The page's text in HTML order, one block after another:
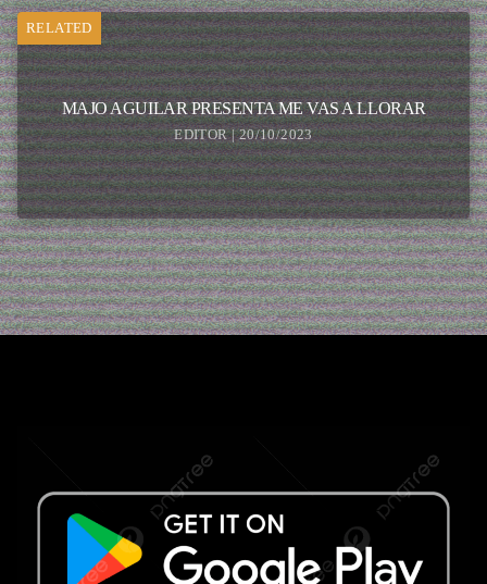
RELATED
MAJO AGUILAR PRESENTA ME VAS A LLORAR
EDITOR | 20/10/2023